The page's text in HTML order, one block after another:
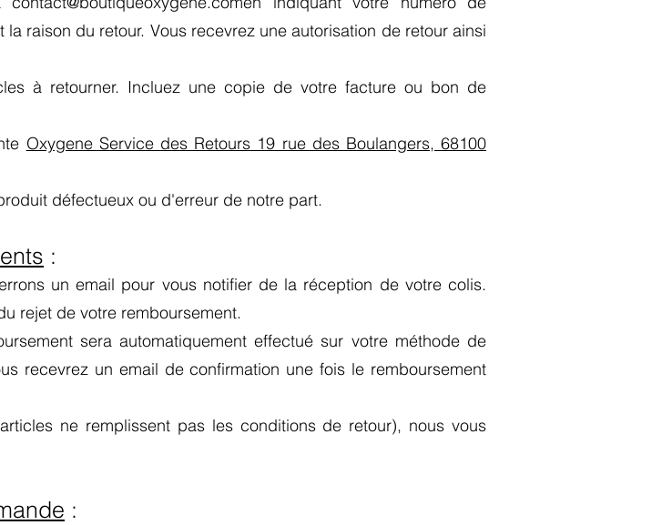
raison du retour. Vous recevrez une autorisation de retour ainsi
à retourner. Incluez une copie de votre facture ou bon de
Oxygene Service des Retours 19 rue des Boulangers, 68100
défectueux ou d'erreur de notre part.
:
un email pour vous notifier de la réception de votre colis.
rejet de votre remboursement.
sera automatiquement effectué sur votre méthode de
recevrez un email de confirmation une fois le remboursement
ne remplissent pas les conditions de retour), nous vous
: